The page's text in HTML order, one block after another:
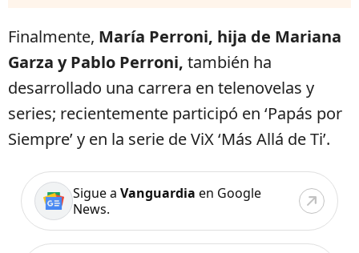
Finalmente, María Perroni, hija de Mariana
Garza y Pablo Perroni, también ha
desarrollado una carrera en telenovelas y
series; recientemente participó en ‘Papás por
Siempre’ y en la serie de ViX ‘Más Allá de Ti’.
Sigue a Vanguardia en Google
News.